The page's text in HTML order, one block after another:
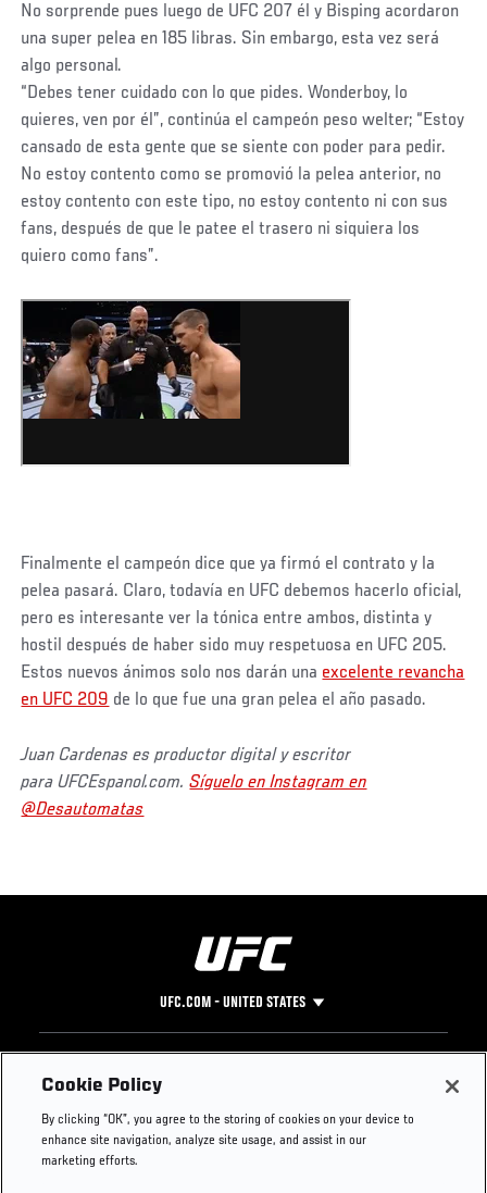
No sorprende pues luego de UFC 207 él y Bisping acordaron
una super pelea en 185 libras. Sin embargo, esta vez será
algo personal.
“Debes tener cuidado con lo que pides. Wonderboy, lo
quieres, ven por él”, continúa el campeón peso welter; “Estoy
cansado de esta gente que se siente con poder para pedir.
No estoy contento como se promovió la pelea anterior, no
estoy contento con este tipo, no estoy contento ni con sus
fans, después de que le patee el trasero ni siquiera los
quiero como fans”.
Finalmente el campeón dice que ya firmó el contrato y la
pelea pasará. Claro, todavía en UFC debemos hacerlo oficial,
pero es interesante ver la tónica entre ambos, distinta y
hostil después de haber sido muy respetuosa en UFC 205.
Estos nuevos ánimos solo nos darán una excelente revancha
en UFC 209 de lo que fue una gran pelea el año pasado.
Juan Cardenas es productor digital y escritor
para UFCEspanol.com.Síguelo en Instagram en
@Desautomatas
UFC.COM - UNITED STATES
Footer
UFC
UFC Foundation
UFC Careers
Instagram
Press
Cookie Policy
By clicking “OK”, you agree to the storing of cookies on your device to
enhance site navigation, analyze site usage, and assist in our
marketing efforts.